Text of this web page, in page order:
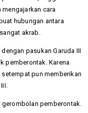
cara
hubungan antara
akrab.
pasukan Garuda III
pemberontak. Karena
pun memberikan
gerombolan pemberontak.